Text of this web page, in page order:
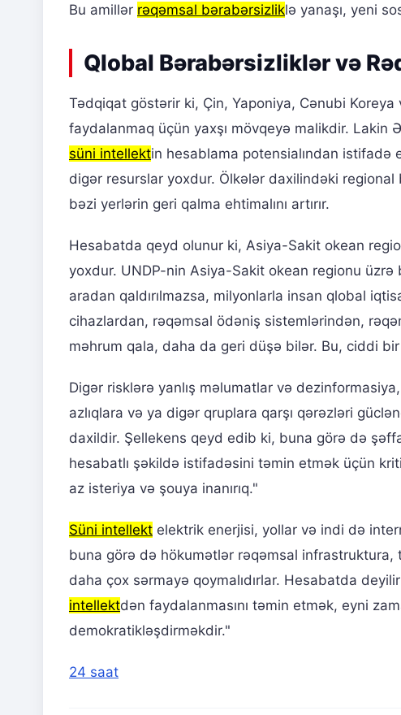
Bu amillər rəqəmsal bərabərsizliklə yanaşı, yeni
Qlobal Bərabərsizliklər və
Tədqiqat göstərir ki, Çin, Yaponiya, Cənubi
faydalanmaq üçün yaxşı mövqeyə malikdir. Lakin
süni intellektin hesablama potensialından istifadə
digər resurslar yoxdur. Ölkələr daxilindəki
bəzi yerlərin geri qalma ehtimalını artırır.
Hesabatda qeyd olunur ki, Asiya-Sakit okean
yoxdur. UNDP-nin Asiya-Sakit okean regionu
aradan qaldırılmazsa, milyonlarla insan qlobal
cihazlardan, rəqəmsal ödəniş sistemlərindən,
məhrum qala, daha da geri düşə bilər. Bu, ciddi bir
Digər risklərə yanlış məlumatlar və
azlıqlara və ya digər qruplara qarşı qərəzləri
daxildir. Şellekens qeyd edib ki, buna görə də
hesabatlı şəkildə istifadəsini təmin etmək üçün
az isteriya və şouya inanırıq."
Süni intellekt elektrik enerjisi, yollar və indi də
buna görə də hökumətlər rəqəmsal
daha çox sərmayə qoymalıdırlar. Hesabatda
intellektdən faydalanmasını təmin etmək, eyni
demokratikləşdirməkdir."
24 saat